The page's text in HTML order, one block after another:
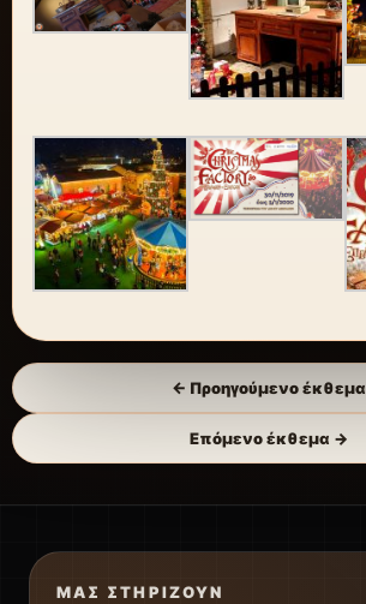
← Προηγούμενο έκθεμα
Επόμενο έκθεμα →
ΜΑΣ ΣΤΗΡΊΖΟΥΝ